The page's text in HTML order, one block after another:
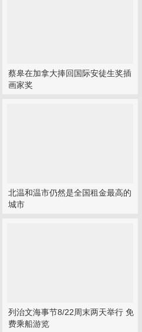
蔡皋在加拿大捧回国际安徒生奖插
画家奖
北温和温市仍然是全国租金最高的
城市
列治文海事节8/22周末两天举行 免
费乘船游览